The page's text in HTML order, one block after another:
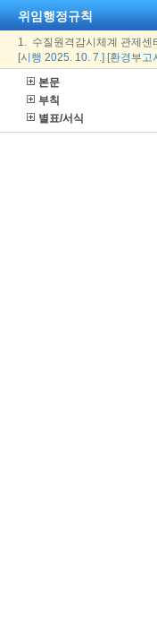
위임행정규칙
1. 수질원격감시체계 관제센
[시행 2025. 10. 7.] [환경부
본문
부칙
별표/서식